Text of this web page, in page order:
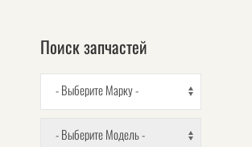
Поиск запчастей
- Выберите Марку -
- Выберите Модель -